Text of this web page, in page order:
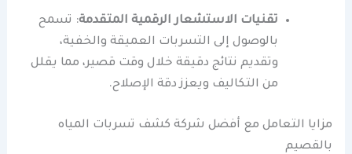
تقنيات الاستشعار الرقمية المتقدمة: تسمح
بالوصول إلى التسربات العميقة والخفية،
وتقديم نتائج دقيقة خلال وقت قصير، مما يقلل
من التكاليف ويعزز دقة الإصلاح.
مزايا التعامل مع أفضل شركة كشف تسربات المياه
بالقصيم